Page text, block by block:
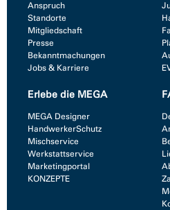
Anspruch
Standorte
Mitgliedschaft
Presse
Bekanntmachungen
Jobs & Karriere
Erlebe die MEGA
MEGA Designer
HandwerkerSchutz
Mischservice
Werkstattservice
Marketingportal
KONZEPTE